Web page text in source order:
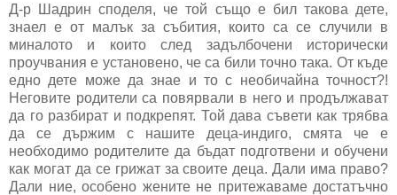
Д-р Шадрин споделя, че той също е бил такова дете,
знаел е от малък за събития, които са се случили в
миналото и които след задълбочени исторически
проучвания е установено, че са били точно така. От къде
едно дете може да знае и то с необичайна точност?!
Неговите родители са повярвали в него и продължават
да го разбират и подкрепят. Той дава съвети как трябва
да се държим с нашите деца-индиго, смята че е
необходимо родителите да бъдат подготвени и обучени
как могат да се грижат за своите деца. Дали има право?
Дали ние, особено жените не притежаваме достатъчно